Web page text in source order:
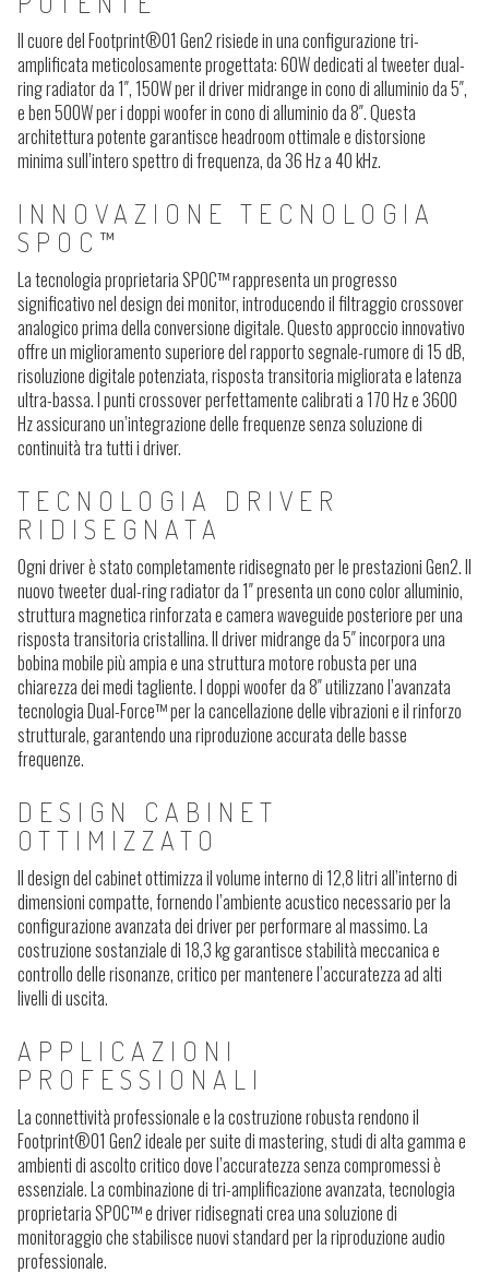
Il cuore del Footprint®01 Gen2 risiede in una configurazione tri-
amplificata meticolosamente progettata: 60W dedicati al tweeter dual-
ring radiator da 1″, 150W per il driver midrange in cono di alluminio da 5″,
e ben 500W per i doppi woofer in cono di alluminio da 8″. Questa
architettura potente garantisce headroom ottimale e distorsione
minima sull’intero spettro di frequenza, da 36 Hz a 40 kHz.
INNOVAZIONE TECNOLOGIA
SPOC™
La tecnologia proprietaria SPOC™ rappresenta un progresso
significativo nel design dei monitor, introducendo il filtraggio crossover
analogico prima della conversione digitale. Questo approccio innovativo
offre un miglioramento superiore del rapporto segnale-rumore di 15 dB,
risoluzione digitale potenziata, risposta transitoria migliorata e latenza
ultra-bassa. I punti crossover perfettamente calibrati a 170 Hz e 3600
Hz assicurano un’integrazione delle frequenze senza soluzione di
continuità tra tutti i driver.
TECNOLOGIA DRIVER
RIDISEGNATA
Ogni driver è stato completamente ridisegnato per le prestazioni Gen2. Il
nuovo tweeter dual-ring radiator da 1″ presenta un cono color alluminio,
struttura magnetica rinforzata e camera waveguide posteriore per una
risposta transitoria cristallina. Il driver midrange da 5″ incorpora una
bobina mobile più ampia e una struttura motore robusta per una
chiarezza dei medi tagliente. I doppi woofer da 8″ utilizzano l’avanzata
tecnologia Dual-Force™ per la cancellazione delle vibrazioni e il rinforzo
strutturale, garantendo una riproduzione accurata delle basse
frequenze.
DESIGN CABINET
OTTIMIZZATO
Il design del cabinet ottimizza il volume interno di 12,8 litri all’interno di
dimensioni compatte, fornendo l’ambiente acustico necessario per la
configurazione avanzata dei driver per performare al massimo. La
costruzione sostanziale di 18,3 kg garantisce stabilità meccanica e
controllo delle risonanze, critico per mantenere l’accuratezza ad alti
livelli di uscita.
APPLICAZIONI
PROFESSIONALI
La connettività professionale e la costruzione robusta rendono il
Footprint®01 Gen2 ideale per suite di mastering, studi di alta gamma e
ambienti di ascolto critico dove l’accuratezza senza compromessi è
essenziale. La combinazione di tri-amplificazione avanzata, tecnologia
proprietaria SPOC™ e driver ridisegnati crea una soluzione di
monitoraggio che stabilisce nuovi standard per la riproduzione audio
professionale.